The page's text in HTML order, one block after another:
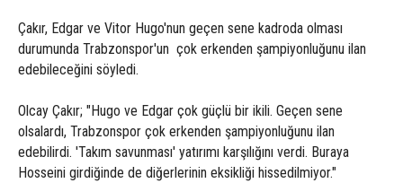
Çakır, Edgar ve Vitor Hugo'nun geçen sene kadroda olması
durumunda Trabzonspor'un çok erkenden şampiyonluğunu ilan
edebileceğini söyledi.
Olcay Çakır; "Hugo ve Edgar çok güçlü bir ikili. Geçen sene
olsalardı, Trabzonspor çok erkenden şampiyonluğunu ilan
edebilirdi. 'Takım savunması' yatırımı karşılığını verdi. Buraya
Hosseini girdiğinde de diğerlerinin eksikliği hissedilmiyor."